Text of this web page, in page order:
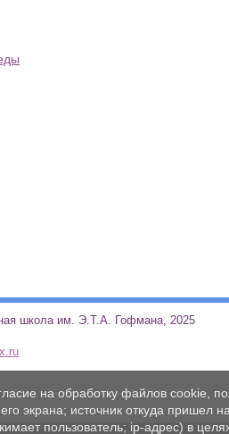
школа им. Э.Т.А.
на обработку файлов cookie,
экрана; источник откуда пришел
пользователь; ip-адрес) в